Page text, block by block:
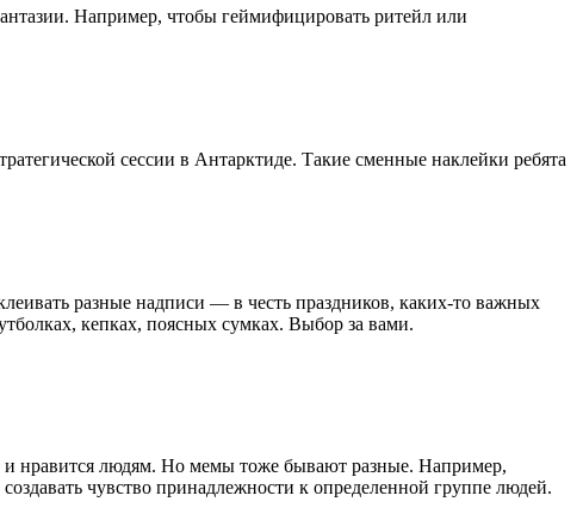
Например, чтобы геймифицировать ритейл или
сессии в Антарктиде. Такие сменные наклейки ребята
разные надписи — в честь праздников, каких-то важных
кепках, поясных сумках. Выбор за вами.
нравится людям. Но мемы тоже бывают разные. Например,
чувство принадлежности к определенной группе людей.